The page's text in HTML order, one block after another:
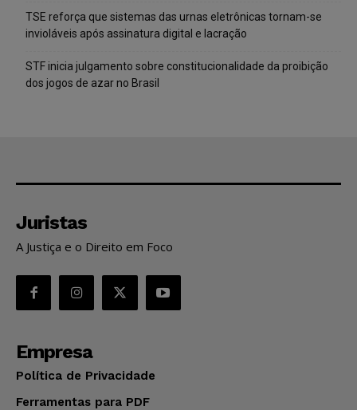
TSE reforça que sistemas das urnas eletrônicas tornam-se
invioláveis após assinatura digital e lacração
STF inicia julgamento sobre constitucionalidade da proibição
dos jogos de azar no Brasil
Juristas
A Justiça e o Direito em Foco
Empresa
Política de Privacidade
Ferramentas para PDF